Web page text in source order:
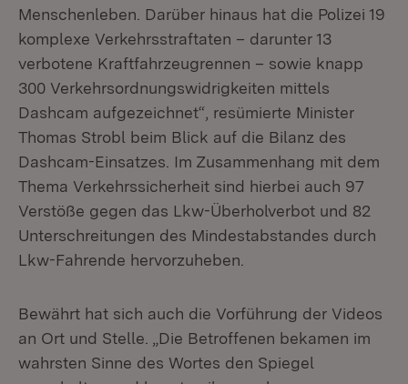
Menschenleben. Darüber hinaus hat die Polizei 19
komplexe Verkehrsstraftaten – darunter 13
verbotene Kraftfahrzeugrennen – sowie knapp
300 Verkehrsordnungswidrigkeiten mittels
Dashcam aufgezeichnet“, resümierte Minister
Thomas Strobl beim Blick auf die Bilanz des
Dashcam-Einsatzes. Im Zusammenhang mit dem
Thema Verkehrssicherheit sind hierbei auch 97
Verstöße gegen das Lkw-Überholverbot und 82
Unterschreitungen des Mindestabstandes durch
Lkw-Fahrende hervorzuheben.
Bewährt hat sich auch die Vorführung der Videos
an Ort und Stelle. „Die Betroffenen bekamen im
wahrsten Sinne des Wortes den Spiegel